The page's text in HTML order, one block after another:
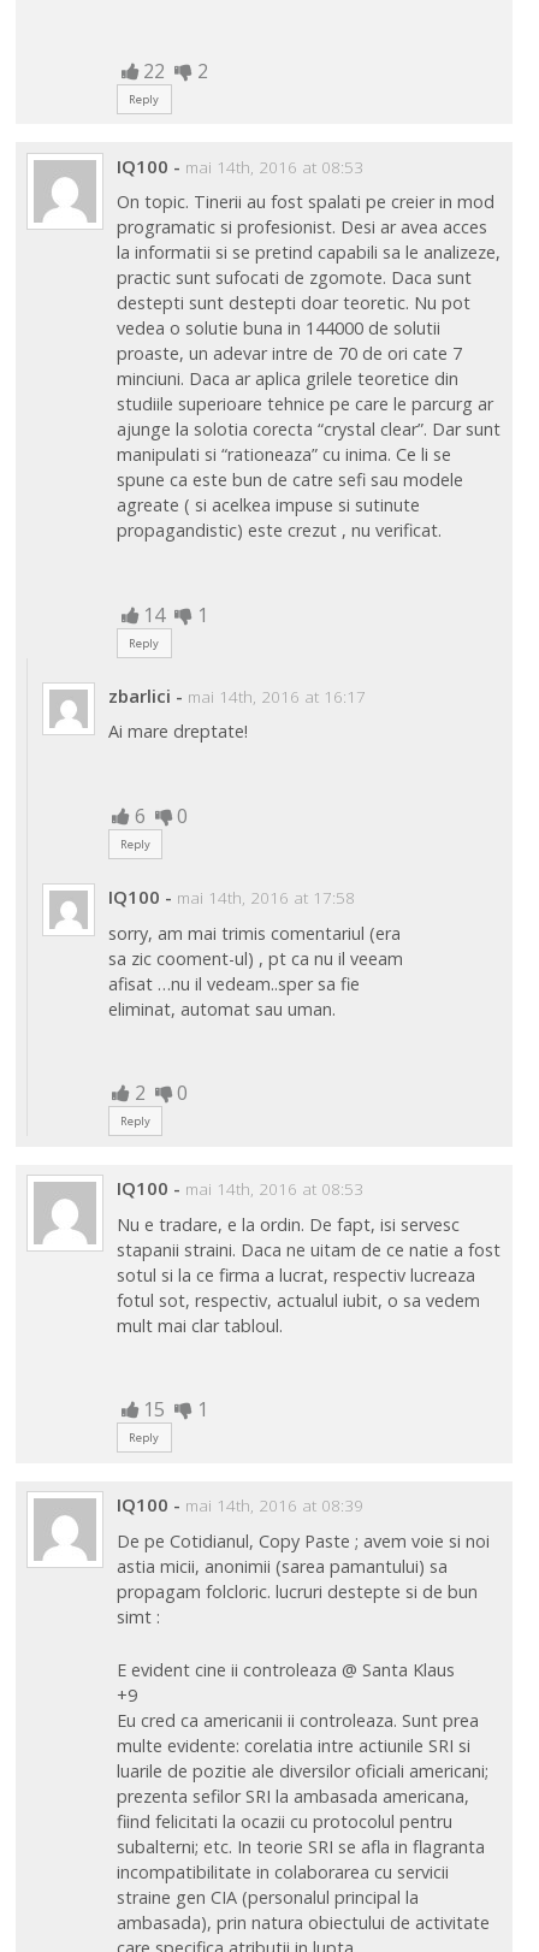
22 2
Reply
IQ100 - mai 14th, 2016 at 08:53
On topic. Tinerii au fost spalati pe creier in mod
programatic si profesionist. Desi ar avea acces
la informatii si se pretind capabili sa le analizeze,
practic sunt sufocati de zgomote. Daca sunt
destepti sunt destepti doar teoretic. Nu pot
vedea o solutie buna in 144000 de solutii
proaste, un adevar intre de 70 de ori cate 7
minciuni. Daca ar aplica grilele teoretice din
studiile superioare tehnice pe care le parcurg ar
ajunge la solotia corecta “crystal clear”. Dar sunt
manipulati si “rationeaza” cu inima. Ce li se
spune ca este bun de catre sefi sau modele
agreate ( si acelkea impuse si sutinute
propagandistic) este crezut , nu verificat.
14 1
Reply
zbarlici - mai 14th, 2016 at 16:17
Ai mare dreptate!
6 0
Reply
IQ100 - mai 14th, 2016 at 17:58
sorry, am mai trimis comentariul (era
sa zic cooment-ul) , pt ca nu il veeam
afisat …nu il vedeam..sper sa fie
eliminat, automat sau uman.
2 0
Reply
IQ100 - mai 14th, 2016 at 08:53
Nu e tradare, e la ordin. De fapt, isi servesc
stapanii straini. Daca ne uitam de ce natie a fost
sotul si la ce firma a lucrat, respectiv lucreaza
fotul sot, respectiv, actualul iubit, o sa vedem
mult mai clar tabloul.
15 1
Reply
IQ100 - mai 14th, 2016 at 08:39
De pe Cotidianul, Copy Paste ; avem voie si noi
astia micii, anonimii (sarea pamantului) sa
propagam folcloric. lucruri destepte si de bun
simt :
E evident cine ii controleaza @ Santa Klaus
+9
Eu cred ca americanii ii controleaza. Sunt prea
multe evidente: corelatia intre actiunile SRI si
luarile de pozitie ale diversilor oficiali americani;
prezenta sefilor SRI la ambasada americana,
fiind felicitati la ocazii cu protocolul pentru
subalterni; etc. In teorie SRI se afla in flagranta
incompatibilitate in colaborarea cu servicii
straine gen CIA (personalul principal la
ambasada), prin natura obiectului de activitate